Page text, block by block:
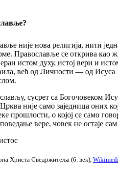
нова религија, нити једна
Православље се открива као
истом духу, истој вери и
већ од Личности — од Исуса
сусрет са Богочовеком Исусом
није само заједница оних
прошлости, о којој се само
вере, човек не остаје
Христа Сведржитеља (6. век),